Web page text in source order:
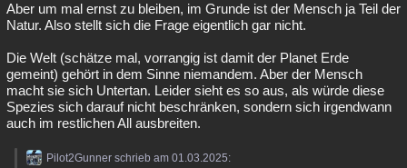
Aber um mal ernst zu bleiben, im Grunde ist der Mensch ja Teil der
Natur. Also stellt sich die Frage eigentlich gar nicht.
Die Welt (schätze mal, vorrangig ist damit der Planet Erde
gemeint) gehört in dem Sinne niemandem. Aber der Mensch
macht sie sich Untertan. Leider sieht es so aus, als würde diese
Spezies sich darauf nicht beschränken, sondern sich irgendwann
auch im restlichen All ausbreiten.
Pilot2Gunner schrieb am 01.03.2025: